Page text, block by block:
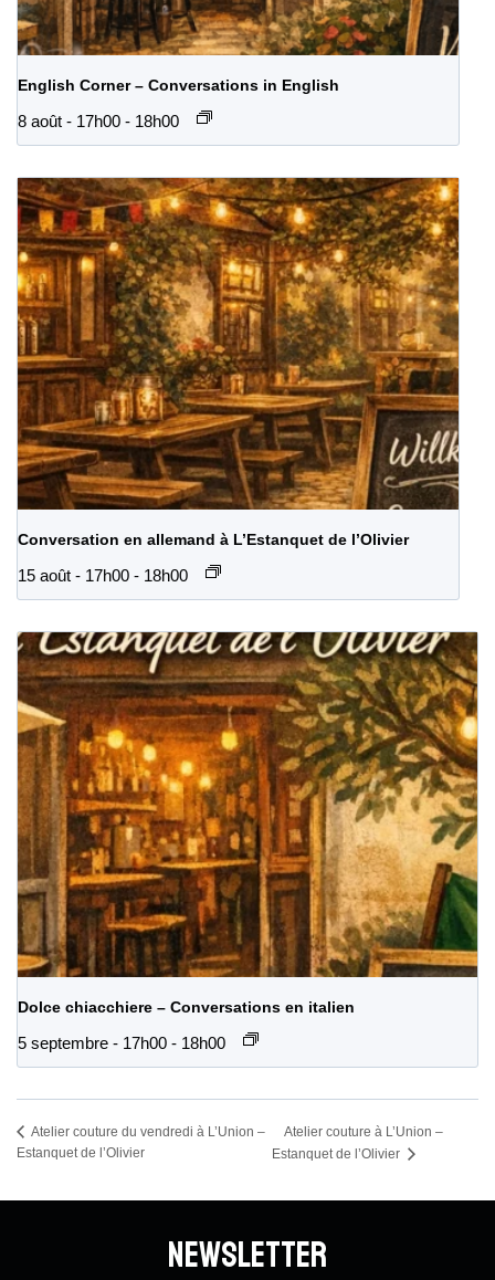
English Corner – Conversations in English
8 août - 17h00 - 18h00
Conversation en allemand à L’Estanquet de l’Olivier
15 août - 17h00 - 18h00
Dolce chiacchiere – Conversations en italien
5 septembre - 17h00 - 18h00
Atelier couture du vendredi à L’Union –
Estanquet de l’Olivier
Atelier couture à L’Union –
Estanquet de l’Olivier
Newsletter